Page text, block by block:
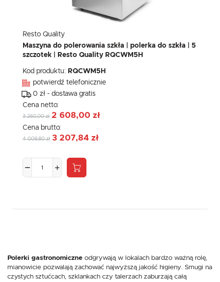
Resto Quality
Maszyna do polerowania szkła | polerka do szkła | 5
szczotek | Resto Quality RQCWM5H
Kod produktu: RQCWM5H
potwierdź telefonicznie
0 zł - dostawa gratis
Cena netto:
3 260,00 zł 2 608,00 zł
Cena brutto:
4 009,80 zł 3 207,84 zł
Polerki gastronomiczne odgrywają w lokalach bardzo ważną rolę,
mianowicie pozwalają zachować najwyższą jakość higieny. Smugi na
czystych sztućcach, szklankach czy talerzach zaburzają całą